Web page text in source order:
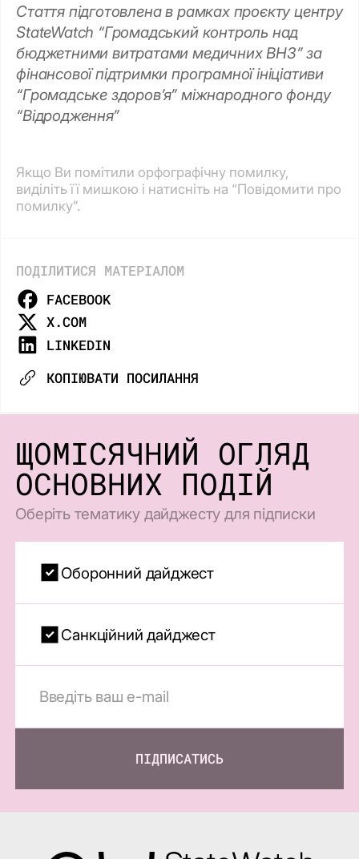
Стаття підготовлена в рамках проєкту центру
StateWatch “Громадський контроль над
бюджетними витратами медичних ВНЗ” за
фінансової підтримки програмної ініціативи
“Громадське здоров’я” міжнародного фонду
“Відродження”
Якщо Ви помітили орфографічну помилку,
виділіть її мишкою і натисніть на “Повідомити про
помилку”.
ПОДІЛИТИСЯ МАТЕРІАЛОМ
FACEBOOK
X.COM
LINKEDIN
КОПІЮВАТИ ПОСИЛАННЯ
ЩОМІСЯЧНИЙ ОГЛЯД
ОСНОВНИХ ПОДІЙ
Оберіть тематику дайджесту для підписки
Оборонний дайджест
Санкційний дайджест
ПІДПИСАТИСЬ